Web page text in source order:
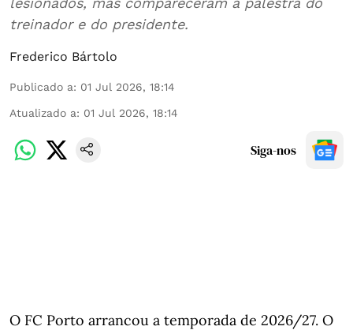
treinador e do presidente.
Frederico Bártolo
Publicado a: 01 Jul 2026, 18:14
Atualizado a: 01 Jul 2026, 18:14
Siga-nos
O FC Porto arrancou a temporada de 2026/27. O